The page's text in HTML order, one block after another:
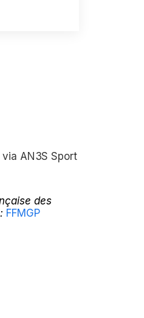
via AN3S Sport
des
FFMGP